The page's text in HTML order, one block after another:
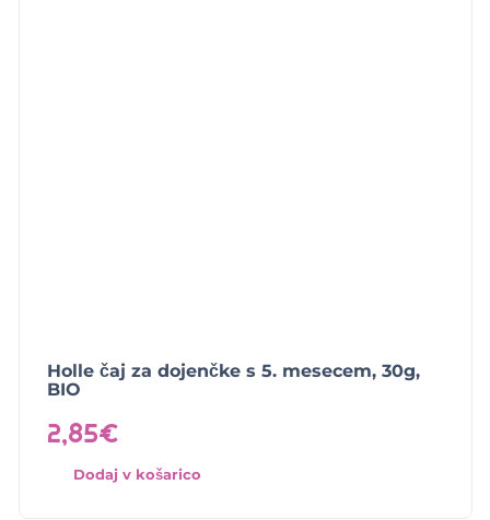
Holle čaj za dojenčke s 5. mesecem, 30g,
BIO
2,85€
Dodaj v košarico